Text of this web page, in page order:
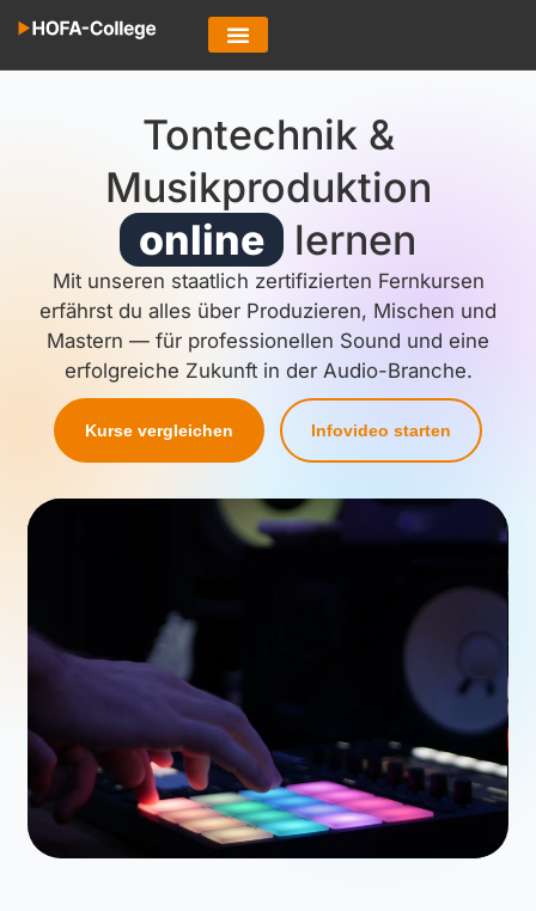
Tontechnik &
Musikproduktion
online
lernen
Mit unseren staatlich zertifizierten Fernkursen
erfährst du alles über Produzieren, Mischen und
Mastern — für professionellen Sound und eine
erfolgreiche Zukunft in der Audio-Branche.
Kurse vergleichen Infovideo starten